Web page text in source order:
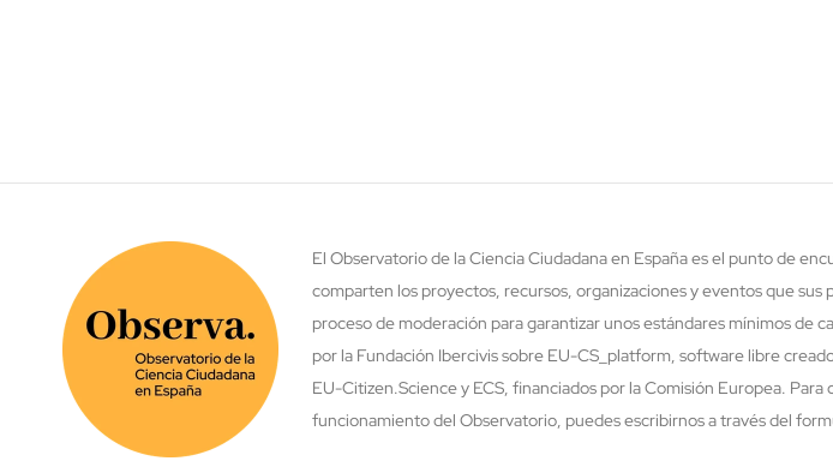
El Observatorio de la Ciencia Ciudadana en España es el punto de
comparten los proyectos, recursos, organizaciones y eventos que
proceso de moderación para garantizar unos estándares mínimos de
por la Fundación Ibercivis sobre EU-CS_platform, software libre
EU-Citizen.Science y ECS, financiados por la Comisión Europea.
funcionamiento del Observatorio, puedes escribirnos a través del